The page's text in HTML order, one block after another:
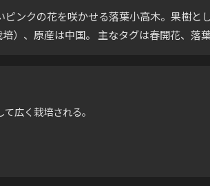
ンクの花を咲かせる落葉小高木。果樹と
）、原産は中国。 主なタグは春開花、落
広く栽培される。